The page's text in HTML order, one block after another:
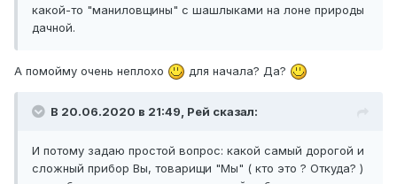
какой-то "маниловщины" с шашлыками на лоне природы
дачной.
А помойму очень неплохо для начала? Да?
В 20.06.2020 в 21:49, Рей сказал:
И потому задаю простой вопрос: какой самый дорогой и
сложный прибор Вы, товарищи "Мы" ( кто это ? Откуда? )